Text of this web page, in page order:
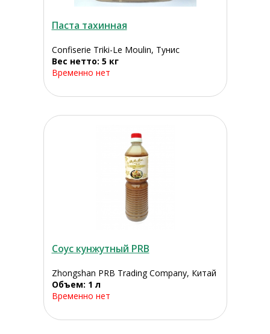
Паста тахинная
Confiserie Triki-Le Moulin, Тунис
Вес нетто: 5 кг
Временно нет
Соус кунжутный PRB
Zhongshan PRB Trading Company, Китай
Объем: 1 л
Временно нет